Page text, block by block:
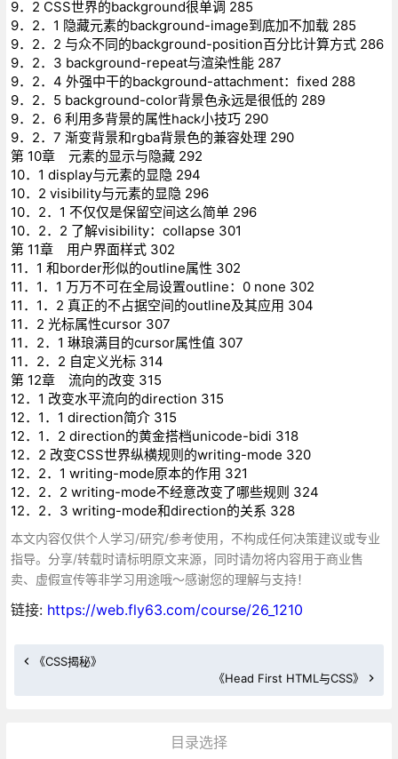
9．2 CSS世界的background很单调 285
9．2．1 隐藏元素的background-image到底加不加载 285
9．2．2 与众不同的background-position百分比计算方式 286
9．2．3 background-repeat与渲染性能 287
9．2．4 外强中干的background-attachment：fixed 288
9．2．5 background-color背景色永远是很低的 289
9．2．6 利用多背景的属性hack小技巧 290
9．2．7 渐变背景和rgba背景色的兼容处理 290
第 10章 元素的显示与隐藏 292
10．1 display与元素的显隐 294
10．2 visibility与元素的显隐 296
10．2．1 不仅仅是保留空间这么简单 296
10．2．2 了解visibility：collapse 301
第 11章 用户界面样式 302
11．1 和border形似的outline属性 302
11．1．1 万万不可在全局设置outline：0 none 302
11．1．2 真正的不占据空间的outline及其应用 304
11．2 光标属性cursor 307
11．2．1 琳琅满目的cursor属性值 307
11．2．2 自定义光标 314
第 12章 流向的改变 315
12．1 改变水平流向的direction 315
12．1．1 direction简介 315
12．1．2 direction的黄金搭档unicode-bidi 318
12．2 改变CSS世界纵横规则的writing-mode 320
12．2．1 writing-mode原本的作用 321
12．2．2 writing-mode不经意改变了哪些规则 324
12．2．3 writing-mode和direction的关系 328
本文内容仅供个人学习/研究/参考使用，不构成任何决策建议或专业
指导。分享/转载时请标明原文来源，同时请勿将内容用于商业售
卖、虚假宣传等非学习用途哦～感谢您的理解与支持！
链接: https://web.fly63.com/course/26_1210
《CSS揭秘》
《Head First HTML与CSS》
目录选择